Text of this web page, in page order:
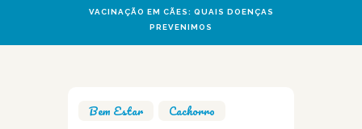
VACINAÇÃO EM CÃES: QUAIS DOENÇAS
PREVENIMOS
SERVIÇOS
Bem Estar Cachorro